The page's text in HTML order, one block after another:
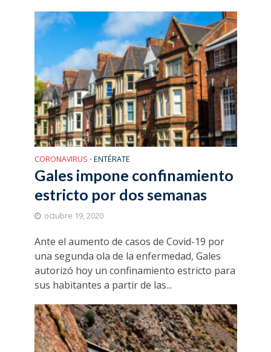
CORONAVIRUS • ENTÉRATE
Gales impone confinamiento
estricto por dos semanas
octubre 19, 2020
Ante el aumento de casos de Covid-19 por
una segunda ola de la enfermedad, Gales
autorizó hoy un confinamiento estricto para
sus habitantes a partir de las...